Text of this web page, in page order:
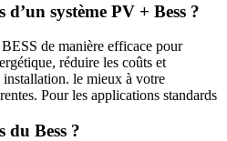
d’un système PV + Bess ?
de manière efficace pour
réduire les coûts et
le mieux à votre
Pour les applications standards
du Bess ?